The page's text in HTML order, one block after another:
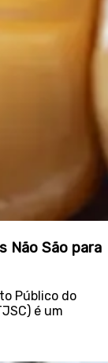
Não São para
Público do
é um